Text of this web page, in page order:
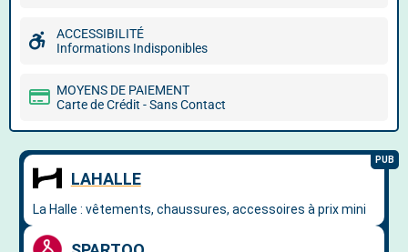
ACCESSIBILITÉ
Informations Indisponibles
MOYENS DE PAIEMENT
Carte de Crédit - Sans Contact